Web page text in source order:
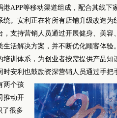
APP等移动渠道组成，配合其线下
。安利正在将所有店铺升级改造为
支持营销人员通过开展健身、美容
活解决方案，并不断优化顾客体验
训体系，为创业者按需提供产品知
安利也鼓励资深营销人员通过手把
个孩
推动开
很多